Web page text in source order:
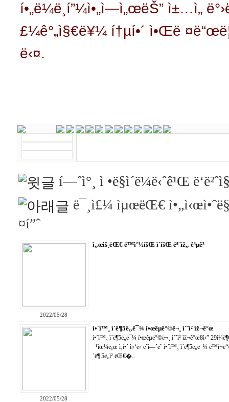
í•„ë¼ë¸í”¼ì•„ì—ì„œëŠ” ì±…ì„
£¼ê°„ì§€ë¥¼ í†µí•´ ì•Œë
ë‹¤.
í—ˆì°¸ ì •ë§ì´ë¼ë‹ˆê¹Œ
ë¯¸ì£¼ ìµœëŒ€
¤í”ˆ
2022/05/28
ì„œìš¸ëŒ€ ë™ì°½íšŒ ì´íšŒ ëª¨ìž„ ê³µê³
2022/05/28
í•´ì™¸ ì´ë¶5ë„ë¯¼ í•œêµ­ë°©ë¬¸ ì´ˆì²­ ìž¬ê°œ
í•´ì™¸ ì´ë¶5ë„ë¯¼ í•œêµ­ë°©ë¬¸ ì´ˆì²­ ìž¬ê°œ8ì›”
¯¹ìœ¼ë¡œ ì¸í•´ ì¤‘ë‹¨ë˜ì—ˆë˜ í•´ì™¸ ì´ë¶5ë„ë¯¼
´ë¶ 5ë„ì²­ ëŒ€�..